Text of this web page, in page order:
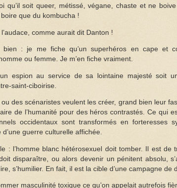
qu’il soit queer, métissé, végane, chaste et ne
que du kombucha !
comme aurait dit Danton !
bien : je me fiche qu’un superhéros en cape et
ou femme. Je m’en fiche vraiment.
espion au service de sa lointaine majesté soit
saint-ciboirise.
des scénaristes veulent les créer, grand bien leur
de l’humanité pour des héros contrastés. Ce qui
occidentaux sont transformés en forteresses
guerre culturelle affichée.
: l’homme blanc hétérosexuel doit tomber. Il est
disparaître, ou alors devenir un pénitent absolu,
s’humilier. En fait, il est la cible d’une campagne de
masculinité toxique ce qu’on appelait autrefois